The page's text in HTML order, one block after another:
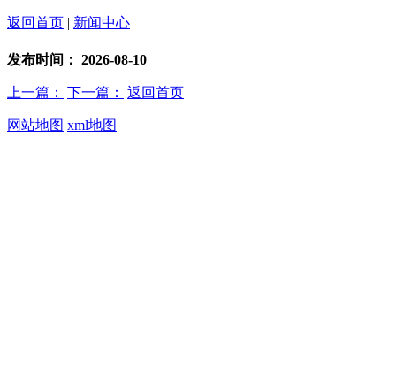
返回首页 | 新闻中心
发布时间： 2026-08-10
上一篇： 下一篇： 返回首页
网站地图 xml地图